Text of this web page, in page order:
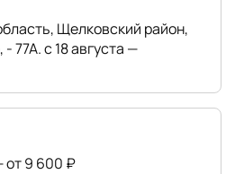
Щелковский район,
77А. с 18 августа —
от 9 600 ₽